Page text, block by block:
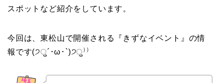
スポットなど紹介をしています。
今回は、東松山で開催される『きずなイベント』の情
報です(੭ु´･ω･`)੭ु⁾⁾